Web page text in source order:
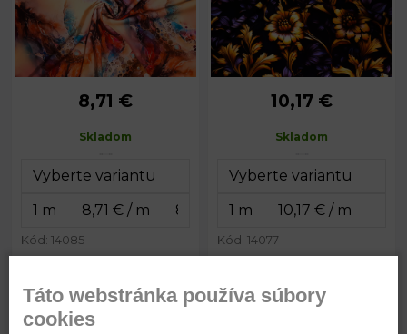
8,71 €
Skladom
Kód: 14085
€
10,17 €
Skladom
Kód: 14077
Táto webstránka používa súbory
cookies